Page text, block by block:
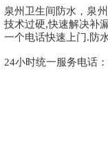
泉州卫生间防水，泉
技术过硬,快速解决补
一个电话快速上门.防
24小时统一服务电话